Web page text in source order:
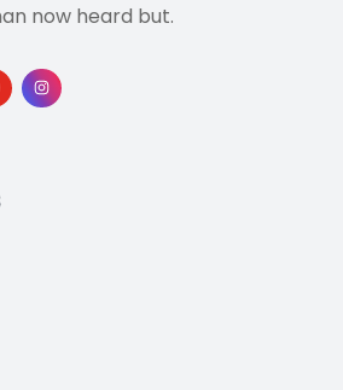
now heard but.